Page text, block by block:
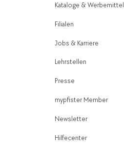
Kataloge & Werbemittel
Filialen
Jobs & Karriere
Lehrstellen
Presse
mypfister Member
Newsletter
Hilfecenter